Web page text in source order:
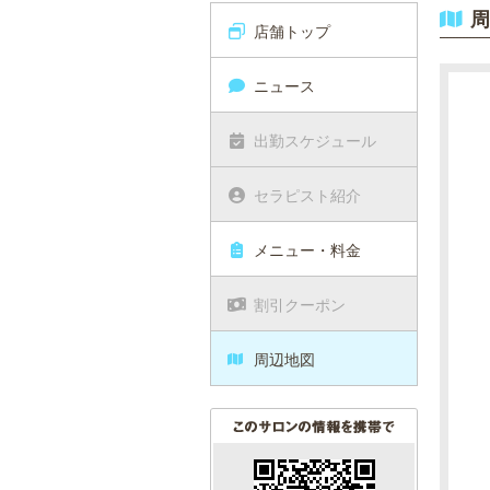
店舗トップ
ニュース
出勤スケジュール
セラピスト紹介
メニュー・料金
割引クーポン
周辺地図